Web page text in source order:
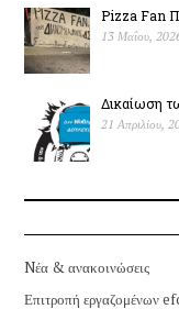
Pizza Fan
13 Μαΐου,
Δικαίωση
21 Απριλίου,
Nέα & ανακοινώσεις
Επιτροπή εργαζομένων